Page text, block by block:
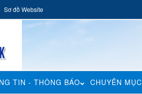
Sơ đồ Website
TIN - THÔNG BÁO CHUYÊN MỤC